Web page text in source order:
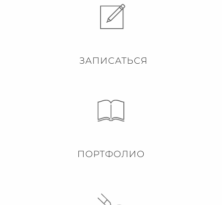
ЗАПИСАТЬСЯ
ПОРТФОЛИО